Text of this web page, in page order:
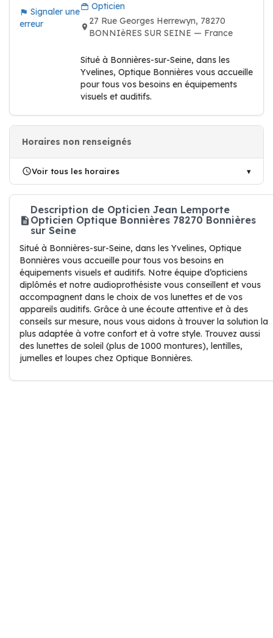
Signaler une
erreur
Opticien
27 Rue Georges Herrewyn, 78270
BONNIèRES SUR SEINE — France
Situé à Bonnières-sur-Seine, dans les
Yvelines, Optique Bonnières vous accueille
pour tous vos besoins en équipements
visuels et auditifs.
Horaires non renseignés
Voir tous les horaires
Description de Opticien Jean Lemporte
Opticien Optique Bonnières 78270 Bonnières
sur Seine
Situé à Bonnières-sur-Seine, dans les Yvelines, Optique
Bonnières vous accueille pour tous vos besoins en
équipements visuels et auditifs. Notre équipe d’opticiens
diplômés et notre audioprothésiste vous conseillent et vous
accompagnent dans le choix de vos lunettes et de vos
appareils auditifs. Grâce à une écoute attentive et à des
conseils sur mesure, nous vous aidons à trouver la solution la
plus adaptée à votre confort et à votre style. Trouvez aussi
des lunettes de soleil (plus de 1000 montures), lentilles,
jumelles et loupes chez Optique Bonnières.